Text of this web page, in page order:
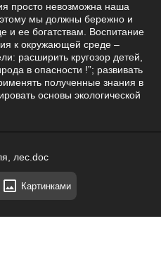
просто невозможна наша
мы должны бережно и
и ее богатствам. Воспитание
к окружающей среде –
расширить кругозор детей,
в опасности !”; развивать
полученные знания в
основы экологической
лес.doc
Картинками